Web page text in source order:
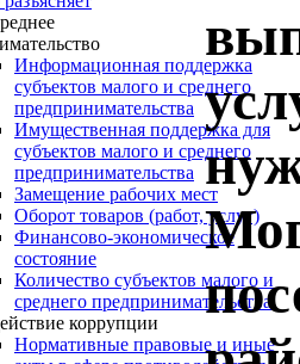
Информационная поддержка
субъектов малого и среднего
предпринимательства
Имущественная поддержка для
субъектов малого и среднего
предпринимательства
Замещение рабочих мест
Оборот товаров (работ, услуг)
Финансово-экономическое
состояние
Количество субъектов малого и
среднего предпринимательства
коррупции
Нормативные правовые и иные